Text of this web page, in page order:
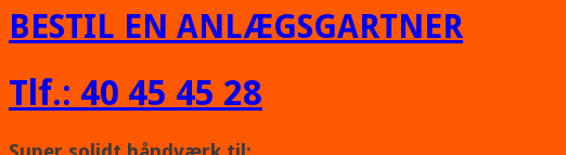
BESTIL EN ANLÆGSGARTNER
Tlf.: 40 45 45 28